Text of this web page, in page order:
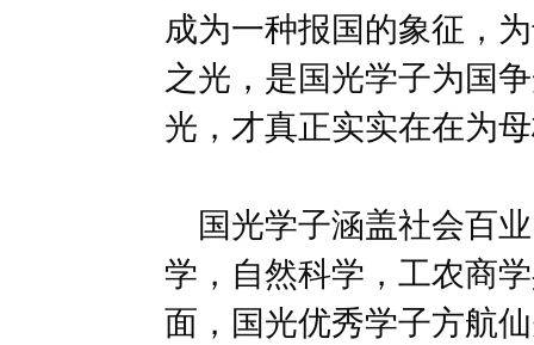
成为一种报国的象征，
之光，是国光学子为国
光，才真正实实在在为
国光学子涵盖社会百
学，自然科学，工农商
面，国光优秀学子方航